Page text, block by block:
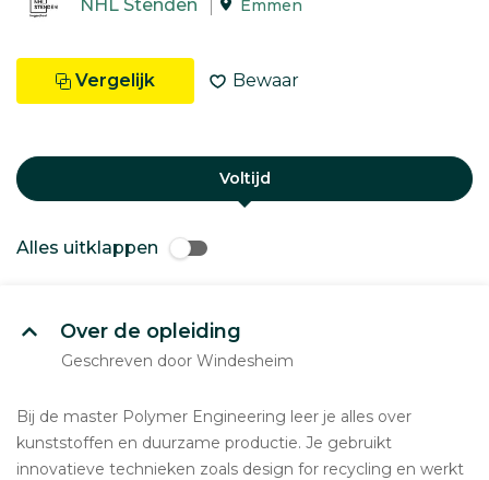
NHL Stenden Emmen
Vergelijk Bewaar
Voltijd
Alles uitklappen
Over de opleiding
Geschreven door Windesheim
Bij de master Polymer Engineering leer je alles over
kunststoffen en duurzame productie. Je gebruikt
innovatieve technieken zoals design for recycling en werkt